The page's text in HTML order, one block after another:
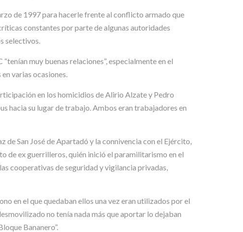
de 1997 para hacerle frente al conflicto armado que
constantes por parte de algunas autoridades
selectivos.
muy buenas relaciones”, especialmente en el
varias ocasiones.
en los homicidios de Alirio Alzate y Pedro
hacia su lugar de trabajo. Ambos eran trabajadores en
de San José de Apartadó y la connivencia con el Ejército,
de ex guerrilleros, quién inició el paramilitarismo en el
cooperativas de seguridad y vigilancia privadas,
en el que quedaban ellos una vez eran utilizados por el
no tenía nada más que aportar lo dejaban
Bananero”.